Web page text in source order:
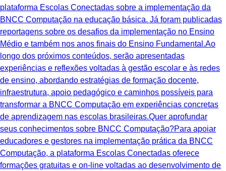
plataforma Escolas Conectadas sobre a implementação da
BNCC Computação na educação básica. Já foram publicadas
reportagens sobre os desafios da implementação no Ensino
Médio e também nos anos finais do Ensino Fundamental.Ao
longo dos próximos conteúdos, serão apresentadas
experiências e reflexões voltadas à gestão escolar e às redes
de ensino, abordando estratégias de formação docente,
infraestrutura, apoio pedagógico e caminhos possíveis para
transformar a BNCC Computação em experiências concretas
de aprendizagem nas escolas brasileiras.Quer aprofundar
seus conhecimentos sobre BNCC Computação?Para apoiar
educadores e gestores na implementação prática da BNCC
Computação, a plataforma Escolas Conectadas oferece
formações gratuitas e on-line voltadas ao desenvolvimento de